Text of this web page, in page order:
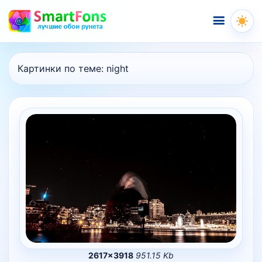
Меню
Картинки по теме: night
2617×3918 951.15 Kb